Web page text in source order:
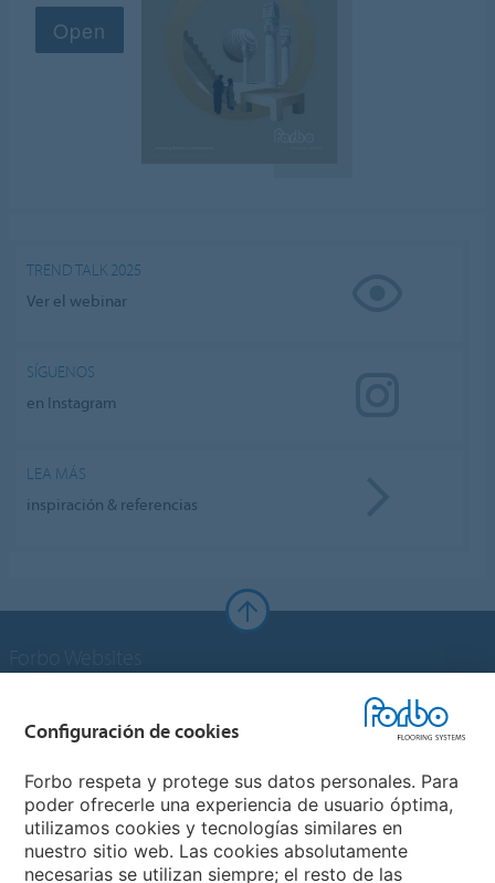
TREND TALK 2025
Ver el webinar
SÍGUENOS
en Instagram
LEA MÁS
inspiración & referencias
Forbo Flooring Systems
Forbo Movement Systems
Configuración de cookies
Forbo respeta y protege sus datos personales. Para
poder ofrecerle una experiencia de usuario óptima,
utilizamos cookies y tecnologías similares en
nuestro sitio web. Las cookies absolutamente
necesarias se utilizan siempre; el resto de las